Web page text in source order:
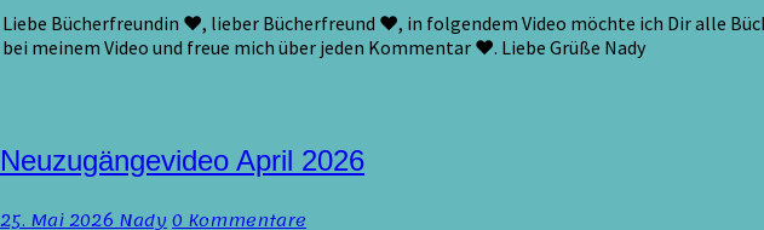
Liebe Bücherfreundin ♥, lieber Bücherfreund ♥, in folgendem Video möchte ich Dir alle
bei meinem Video und freue mich über jeden Kommentar ♥. Liebe Grüße Nady
Neuzugängevideo
April
Neuzugängevideo April 2026
25. Mai 2026NadyKommentare
0 Kommentare